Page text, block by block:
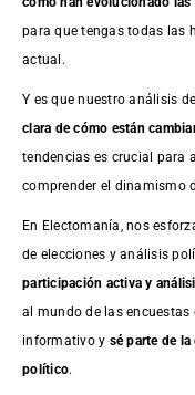
para que tengas todas las
actual.
Y es que nuestro análisis
clara de cómo están
tendencias es crucial para
comprender el dinamismo
En Electomanía, nos
de elecciones y análisis
participación activa y
al mundo de las encuestas
informativo y sé parte de
político.